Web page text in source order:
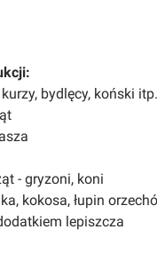
bydlęcy, koński itp.
- gryzoni, koni
kokosa, łupin
lepiszcza